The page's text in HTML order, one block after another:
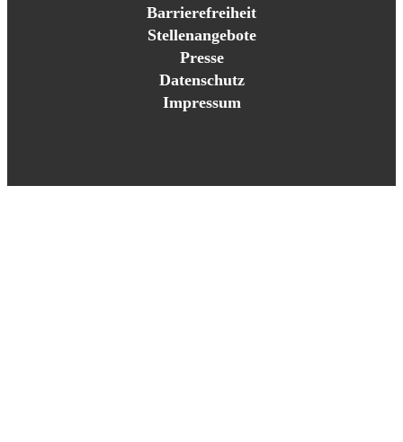
Barrierefreiheit
Stellenangebote
Presse
Datenschutz
Impressum